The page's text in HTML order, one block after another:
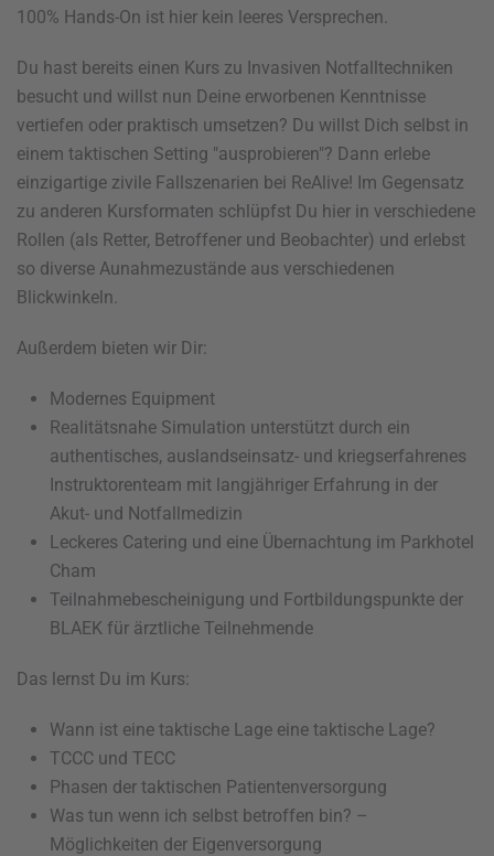
100% Hands-On ist hier kein leeres Versprechen.
Du hast bereits einen Kurs zu Invasiven Notfalltechniken
besucht und willst nun Deine erworbenen Kenntnisse
vertiefen oder praktisch umsetzen? Du willst Dich selbst in
einem taktischen Setting "ausprobieren"? Dann erlebe
einzigartige zivile Fallszenarien bei ReAlive! Im Gegensatz
zu anderen Kursformaten schlüpfst Du hier in verschiedene
Rollen (als Retter, Betroffener und Beobachter) und erlebst
so diverse Aunahmezustände aus verschiedenen
Blickwinkeln.
Außerdem bieten wir Dir:
Modernes Equipment
Realitätsnahe Simulation unterstützt durch ein
authentisches, auslandseinsatz- und kriegserfahrenes
Instruktorenteam mit langjähriger Erfahrung in der
Akut- und Notfallmedizin
Leckeres Catering und eine Übernachtung im Parkhotel
Cham
Teilnahmebescheinigung und Fortbildungspunkte der
BLAEK für ärztliche Teilnehmende
Das lernst Du im Kurs:
Wann ist eine taktische Lage eine taktische Lage?
TCCC und TECC
Phasen der taktischen Patientenversorgung
Was tun wenn ich selbst betroffen bin? –
Möglichkeiten der Eigenversorgung